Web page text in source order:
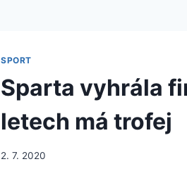
SPORT
Sparta vyhrála
letech má trofej
2. 7. 2020